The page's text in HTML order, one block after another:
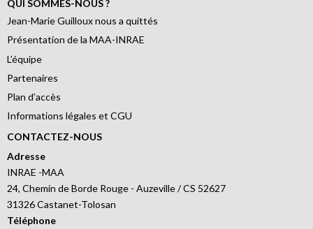
QUI SOMMES-NOUS ?
Jean-Marie Guilloux nous a quittés
Présentation de la MAA-INRAE
L’équipe
Partenaires
Plan d’accès
Informations légales et CGU
CONTACTEZ-NOUS
Adresse
INRAE -MAA
24, Chemin de Borde Rouge - Auzeville / CS 52627
31326 Castanet-Tolosan
Téléphone